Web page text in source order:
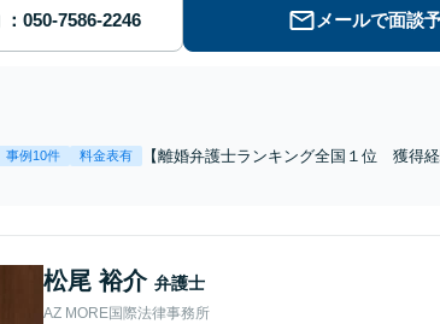
メールで面談
事例10件 料金表有
【離婚弁護士ランキング全国１位 獲得経
松尾 裕介 弁護士
AZ MORE国際法律事務所